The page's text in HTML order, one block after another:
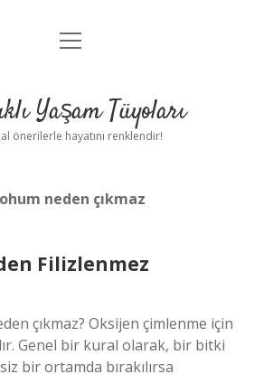
Anasayfa
Yasal Uyarı
menüyü
Yaşam Tüyoları
önerilerle hayatını renklendir!
neden çıkmaz
Filizlenmez
çıkmaz? Oksijen çimlenme için
Genel bir kural olarak, bir bitki
bir ortamda bırakılırsa